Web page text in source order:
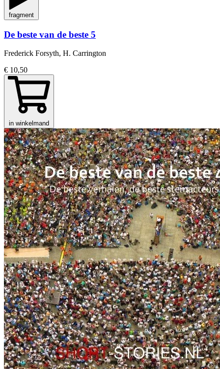
fragment
De beste van de beste 5
Frederick Forsyth, H. Carrington
€ 10,50
in winkelmand